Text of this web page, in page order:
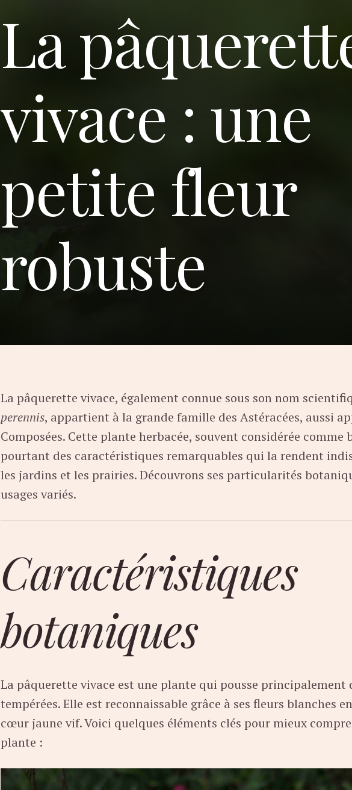
La
vivace : une
petite fleur
robuste
La pâquerette vivace, également connue sous son nom
perennis, appartient à la grande famille des Astéracées, aussi
Composées. Cette plante herbacée, souvent considérée comme
pourtant des caractéristiques remarquables qui la rendent
les jardins et les prairies. Découvrons ses particularités
usages variés.
Caractéristiques
botaniques
La pâquerette vivace est une plante qui pousse principalement
tempérées. Elle est reconnaissable grâce à ses fleurs blanches
cœur jaune vif. Voici quelques éléments clés pour mieux
plante :